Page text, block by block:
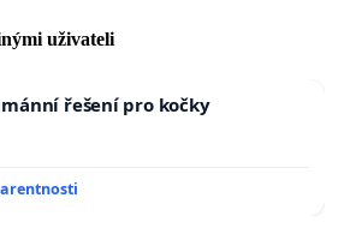
uživateli
řešení pro kočky